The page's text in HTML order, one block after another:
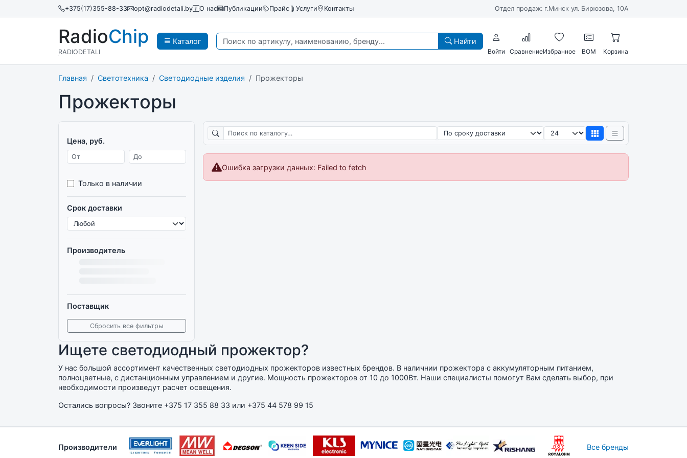
+375(17)355-88-33 opt@radiodetali.by О нас Публикации Прайс Услуги Контакты Отдел продаж: г.Минск ул. Бирюзова, 10А
Каталог
RadioChip
RADIODETALI
Найти
Войти СравнениеИзбранное BOM Корзина
Главная Светотехника Светодиодные изделия Прожекторы
Прожекторы
Цена, руб.
Цена от
Цена до
Только в наличии
Срок доставки
Производитель
Поставщик
Сбросить все фильтры
Поиск по каталогу Сортировка Товаров на странице
Ошибка загрузки данных: Failed to fetch
Ищете светодиодный прожектор?
У нас большой ассортимент качественных светодиодных прожекторов известных брендов. В наличнии прожектора с аккумуляторным питанием,
полноцветные, с дистанционным управлением и другие. Мощность прожекторов от 10 до 1000Вт. Наши специалисты помогут Вам сделать выбор, при
необходимости произведут расчет освещения.
Остались вопросы? Звоните +375 17 355 88 33 или +375 44 578 99 15
Производители Все бренды